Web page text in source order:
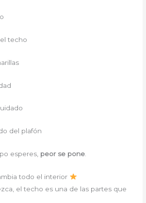
techo
del plafón
esperes, peor se pone
todo el interior
el techo es una de las partes que